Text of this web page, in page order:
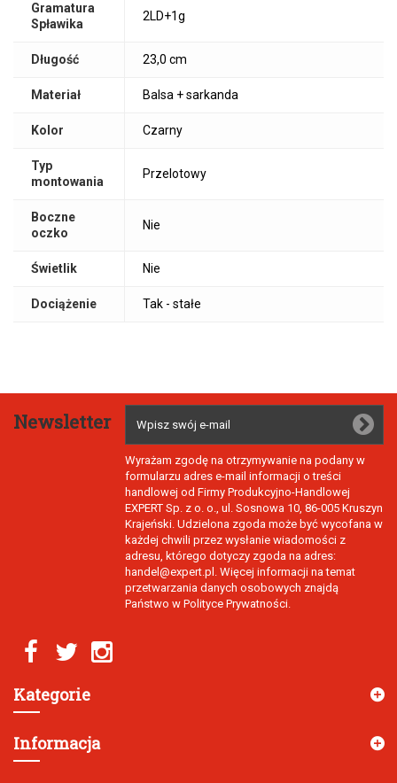
Gramatura
Spławika
2LD+1g
Długość 23,0 cm
Materiał Balsa + sarkanda
Kolor Czarny
Typ
montowania
Przelotowy
Boczne
oczko
Nie
Świetlik Nie
Dociążenie Tak - stałe
Newsletter
Wyrażam zgodę na otrzymywanie na podany w
formularzu adres e-mail informacji o treści
handlowej od Firmy Produkcyjno-Handlowej
EXPERT Sp. z o. o., ul. Sosnowa 10, 86-005 Kruszyn
Krajeński. Udzielona zgoda może być wycofana w
każdej chwili przez wysłanie wiadomości z
adresu, którego dotyczy zgoda na adres:
handel@expert.pl. Więcej informacji na temat
przetwarzania danych osobowych znajdą
Państwo w Polityce Prywatności.
Kategorie
Informacja